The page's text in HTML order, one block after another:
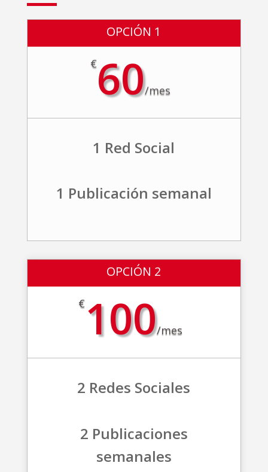
OPCIÓN 1
€60/mes
1 Red Social
1 Publicación semanal
OPCIÓN 2
€ 100/mes
2 Redes Sociales
2 Publicaciones
semanales